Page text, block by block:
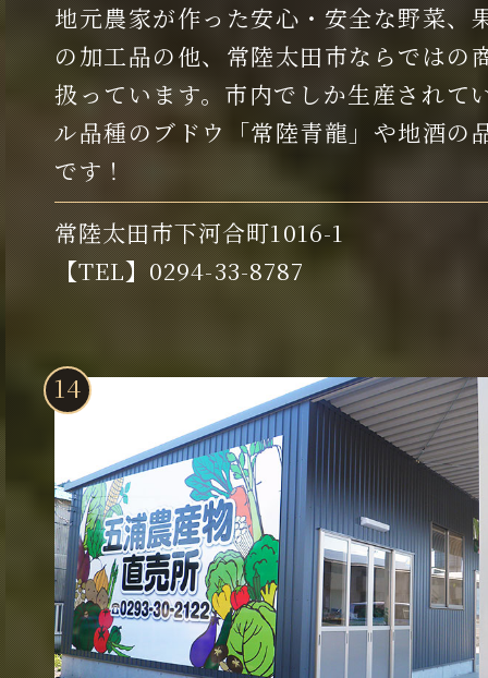
地元農家が作った安心・安全な野菜、
の加工品の他、常陸太田市ならではの
扱っています。市内でしか生産されて
ル品種のブドウ「常陸青龍」や地酒の
です！
常陸太田市下河合町1016-1
【TEL】0294-33-8787